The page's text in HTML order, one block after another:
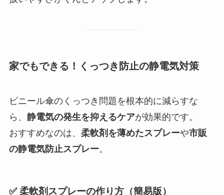
家でもできる！くっつき防止の静電気対策
ビニール傘のくっつき問題を根本的に減らすな
ら、 静電気の発生を抑えるケアが効果的です。
おすすめなのは、 柔軟剤を薄めたスプレーや市販
の静電気防止スプレー。
✅ 柔軟剤スプレーの作り方（簡易版）